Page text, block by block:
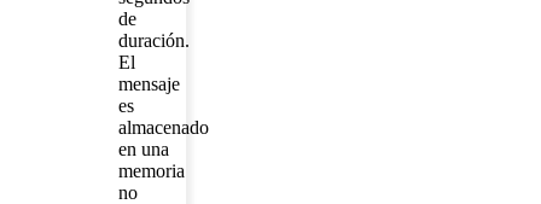
de
duración.
El
mensaje
es
almacenado
en una
memoria
no